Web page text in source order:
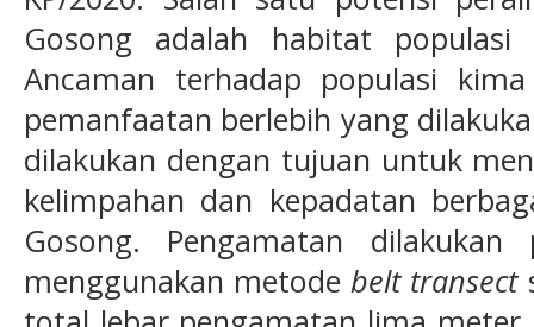
Gosong adalah habitat
Ancaman terhadap populasi
pemanfaatan berlebih yang
dilakukan dengan tujuan untuk
kelimpahan dan kepadatan
Gosong. Pengamatan
menggunakan metode belt transect